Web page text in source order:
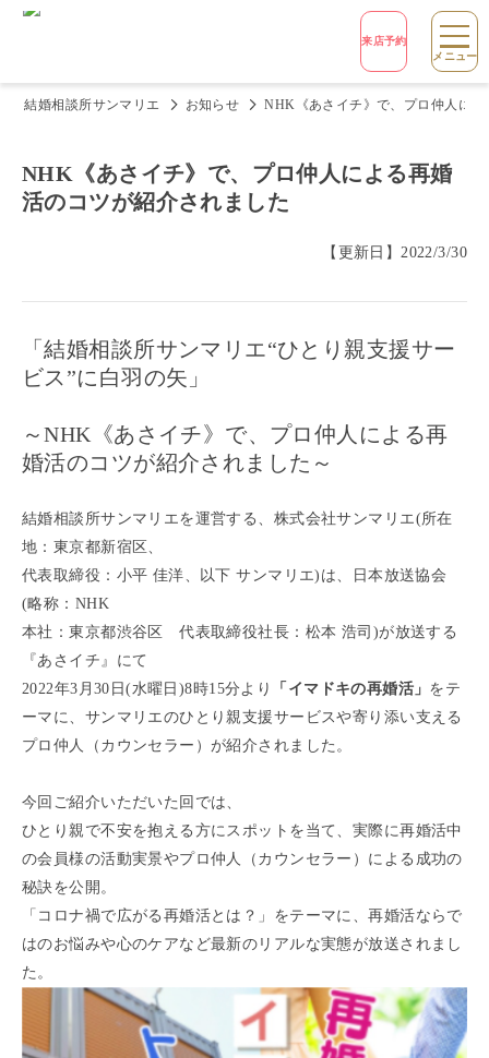
来店予約
メニュー
結婚相談所サンマリエ お知らせ NHK《あさイチ》で、プロ仲人に
NHK《あさイチ》で、プロ仲人による再婚
活のコツが紹介されました
【更新日】2022/3/30
「結婚相談所サンマリエ“ひとり親支援サー
ビス”に白羽の矢」
～NHK《あさイチ》で、プロ仲人による再
婚活のコツが紹介されました～
結婚相談所サンマリエを運営する、株式会社サンマリエ(所在
地：東京都新宿区、
代表取締役：小平 佳洋、以下 サンマリエ)は、日本放送協会
(略称：NHK
本社：東京都渋谷区 代表取締役社長：松本 浩司)が放送する
『あさイチ』にて
2022年3月30日(水曜日)8時15分より
「イマドキの再婚活」 をテ
ーマに、サンマリエのひとり親支援サービスや寄り添い支える
プロ仲人（カウンセラー）が紹介されました。
今回ご紹介いただいた回では、
ひとり親で不安を抱える方にスポットを当て、実際に再婚活中
の会員様の活動実景やプロ仲人（カウンセラー）による成功の
秘訣を公開。
「コロナ禍で広がる再婚活とは？」をテーマに、再婚活ならで
はのお悩みや心のケアなど最新のリアルな実態が放送されまし
た。